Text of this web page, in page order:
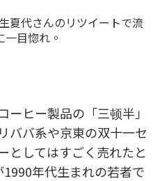
夏代さんのリツイートで流
目惚れ。
ーヒー製品の「三顿半」
ババ系や京東の双十一セ
としてはすごく売れたと
年代生まれの若者で